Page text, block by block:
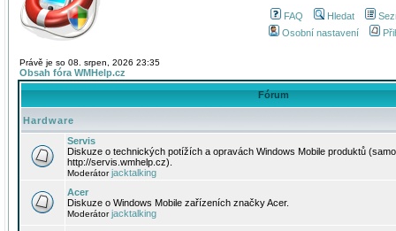
FAQ Hledat
Osobní nastavení
Právě je so 08. srpen, 2026 23:35
Obsah fóra WMHelp.cz
Fórum
Hardware
Servis
Diskuze o technických potížích a opravách Windows Mobile produktů
http://servis.wmhelp.cz).
Moderátorjacktalking
Acer
Diskuze o Windows Mobile zařízeních značky Acer.
Moderátorjacktalking